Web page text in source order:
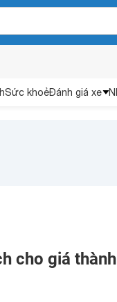
Sức khoẻĐánh giá xe
cho giá